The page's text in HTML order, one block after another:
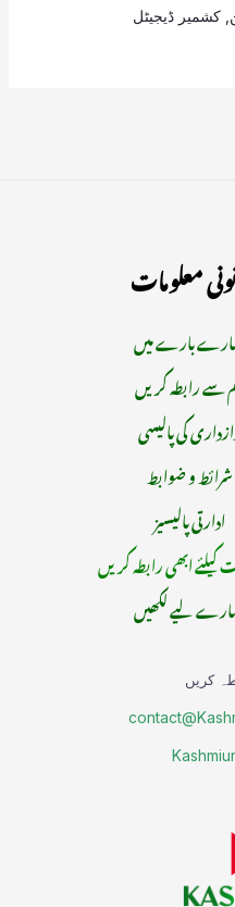
کشمیر ڈیجیٹل
معلومات
بارے میں
سے رابطہ کریں
کی پالیسی
شرائط و ضوابط
ادارتی پالیسیز
کیلئے ابھی رابطہ کریں
لیے لکھیں
کریں